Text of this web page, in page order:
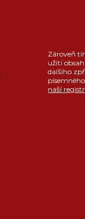
Zároveň
užití
dalšího
naší